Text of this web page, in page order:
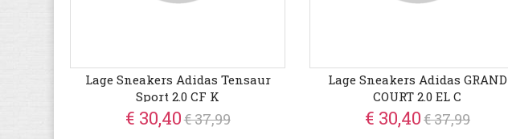
Lage Sneakers Adidas Tensaur
Sport 2.0 CF K
€ 30,40€ 37,99
Lage Sneakers Adidas GRAND
COURT 2.0 EL C
€ 30,40€ 37,99